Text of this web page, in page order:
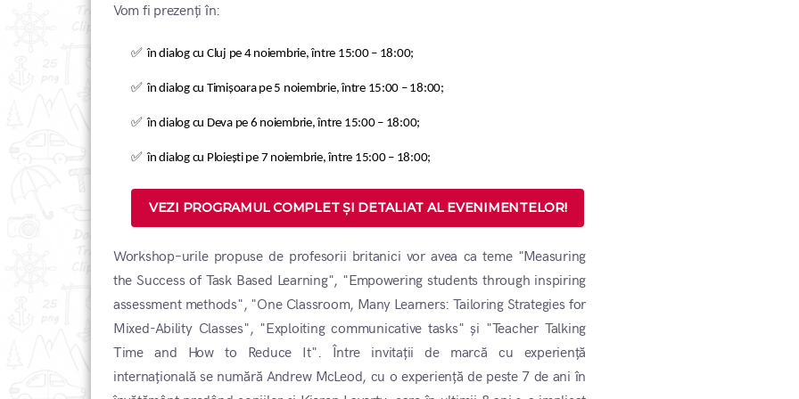
Vom fi prezenți în:
✅ în dialog cu Cluj pe 4 noiembrie, între 15:00 – 18:00;
✅ în dialog cu Timișoara pe 5 noiembrie, între 15:00 – 18:00;
✅ în dialog cu Deva pe 6 noiembrie, între 15:00 – 18:00;
✅ în dialog cu Ploiești pe 7 noiembrie, între 15:00 – 18:00;
VEZI PROGRAMUL COMPLET ȘI DETALIAT AL EVENIMENTELOR!
Workshop–urile propuse de profesorii britanici vor avea ca teme "Measuring
the Success of Task Based Learning", "Empowering students through inspiring
assessment methods", "One Classroom, Many Learners: Tailoring Strategies for
Mixed-Ability Classes", "Exploiting communicative tasks" și "Teacher Talking
Time and How to Reduce It". Între invitații de marcă cu experiență
internațională se numără Andrew McLeod, cu o experiență de peste 7 de ani în